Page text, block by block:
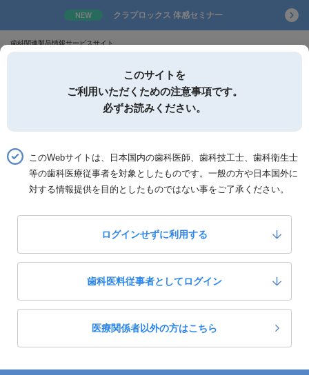
NEW クラプロックス 体感セミナー
歯科関連製品情報サービスサイト
ホーム 製品一覧 製品詳細「SD精製水」
サンデンタル
0
円(税抜)
製品カテゴリー：診療材料 診療用材料雑品
このサイトを
ご利用いただくための注意事項です。
必ずお読みください。
このWebサイトは、日本国内の歯科医師、歯科技工士、歯科衛生士
等の歯科医療従事者を対象としたものです。一般の方や日本国外に
対する情報提供を目的としたものではない事をご了承ください。
ログインせずに利用する
歯科医料従事者としてログイン
医療関係者以外の方はこちら